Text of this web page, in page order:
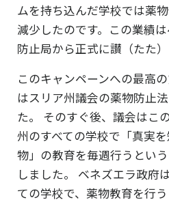
ムを持ち込んだ学校では薬
減少したのです。この業績
防止局から正式に讃（たた）
このキャンペーンへの最高
はスリア州議会の薬物防止
た。 そのすぐ後、議会はこ
州のすべての学校で「真実
物」の教育を毎週行うとい
しました。 ベネズエラ政府
ての学校で、薬物教育を行